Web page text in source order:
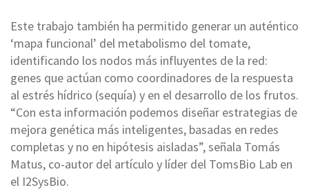
Este trabajo también ha permitido generar un auténtico
‘mapa funcional’ del metabolismo del tomate,
identificando los nodos más influyentes de la red:
genes que actúan como coordinadores de la respuesta
al estrés hídrico (sequía) y en el desarrollo de los frutos.
“Con esta información podemos diseñar estrategias de
mejora genética más inteligentes, basadas en redes
completas y no en hipótesis aisladas”, señala Tomás
Matus, co-autor del artículo y líder del TomsBio Lab en
el I2SysBio.